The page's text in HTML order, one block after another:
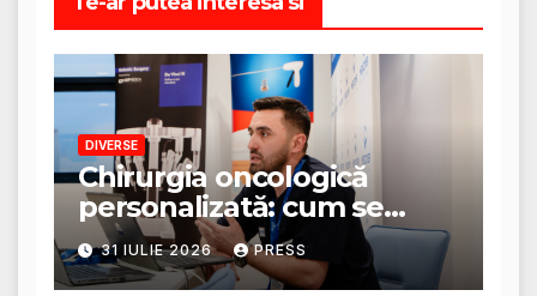
DIVERSE
Chirurgia oncologică
personalizată: cum se
stabilește planul de
tratament
31 IULIE 2026 PRESS